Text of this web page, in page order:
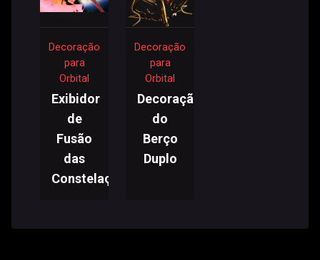
Decoração
para
Orbital
Exibidor
de
Fusão
das
Constelações
Decoração
para
Orbital
Decoração
do
Berço
Duplo